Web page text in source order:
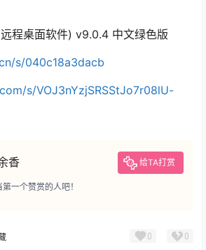
程桌面软件) v9.0.4 中文绿色版
s/040c18a3dacb
s/VOJ3nYzjSRSStJo7r08lU-
香 给TA打赏
一个赞赏的人吧！
0 0